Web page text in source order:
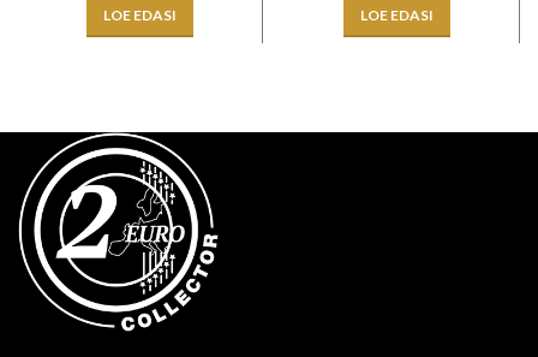
LOE EDASI LOE EDASI